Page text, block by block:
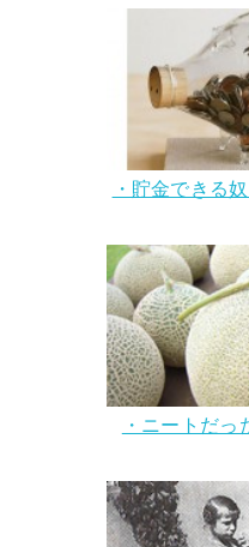
・貯金できる
・ニートだっ